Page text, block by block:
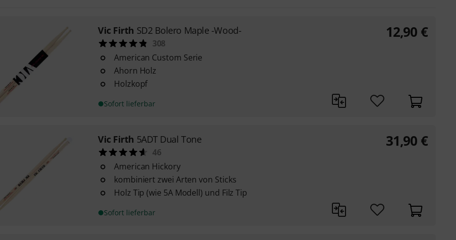
Vic Firth SD2 Bolero Maple -Wood-
308
American Custom Serie
Ahorn Holz
Holzkopf
Sofort lieferbar
12,90 €
Vic Firth 5ADT Dual Tone
46
American Hickory
kombiniert zwei Arten von Sticks
Holz Tip (wie 5A Modell) und Filz Tip
Sofort lieferbar
31,90 €